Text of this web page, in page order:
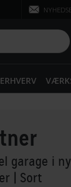
ERHVERV
garage i
| Sort